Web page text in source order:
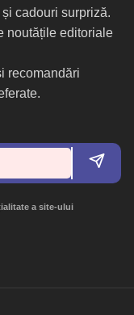
cadouri surpriză.
noutățile editoriale
recomandări
a site-ului